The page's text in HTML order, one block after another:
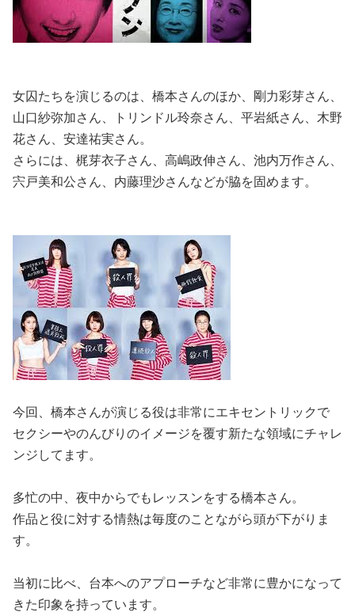
女囚たちを演じるのは、橋本さんのほか、剛力彩芽さん、
山口紗弥加さん、トリンドル玲奈さん、平岩紙さん、木野
花さん、安達祐実さん。
さらには、梶芽衣子さん、高嶋政伸さん、池内万作さん、
宍戸美和公さん、内藤理沙さんなどが脇を固めます。
今回、橋本さんが演じる役は非常にエキセントリックで
セクシーやのんびりのイメージを覆す新たな領域にチャレ
ンジしてます。
多忙の中、夜中からでもレッスンをする橋本さん。
作品と役に対する情熱は毎度のことながら頭が下がりま
す。
当初に比べ、台本へのアプローチなど非常に豊かになって
きた印象を持っています。